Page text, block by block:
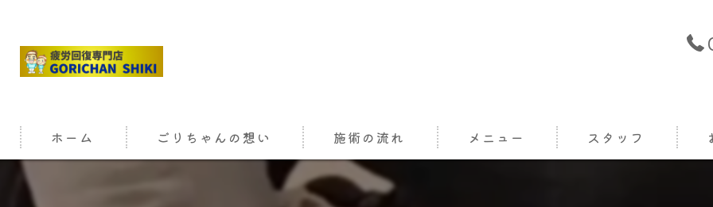
ホーム ごりちゃんの想い 施術の流れ メニュー スタッフ